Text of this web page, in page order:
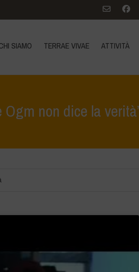
SIAMO TERRAE VIVAE ATTIVITÀ
non dice la